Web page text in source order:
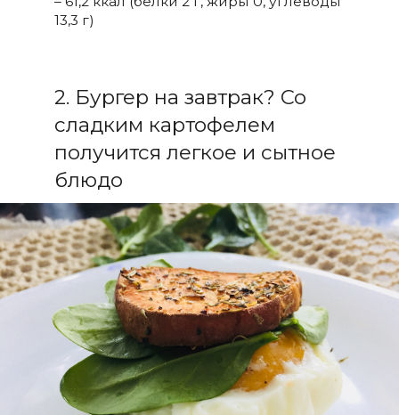
13,3 г)
2. Бургер на завтрак? Со
сладким картофелем
получится легкое и сытное
блюдо